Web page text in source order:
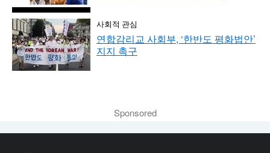
사회적 관심
연합감리교 사회부, ‘한반도 평화법안’
지지 촉구
Sponsored